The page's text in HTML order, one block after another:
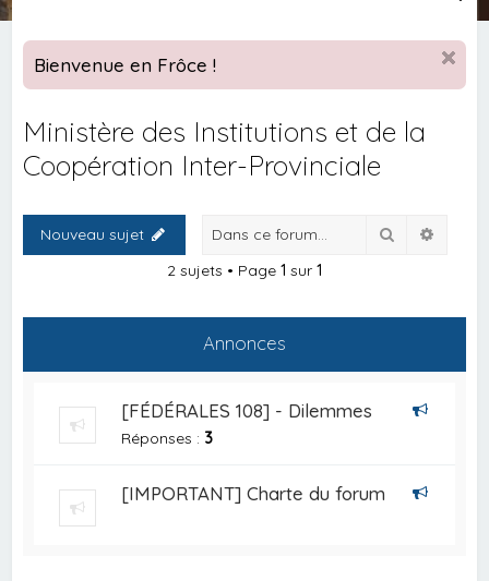
c
h
Bienvenue en Frôce !
Ministère des Institutions et de la
Coopération Inter-Provinciale
Nouveau sujet Rechercher
2 sujets • Page 1 sur 1
Annonces
[FÉDÉRALES 108] - Dilemmes
Réponses : 3
[IMPORTANT] Charte du forum